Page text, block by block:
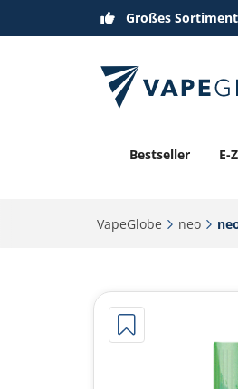
Großes Sortiment
Bestseller E-
VapeGlobe‎ neo‎